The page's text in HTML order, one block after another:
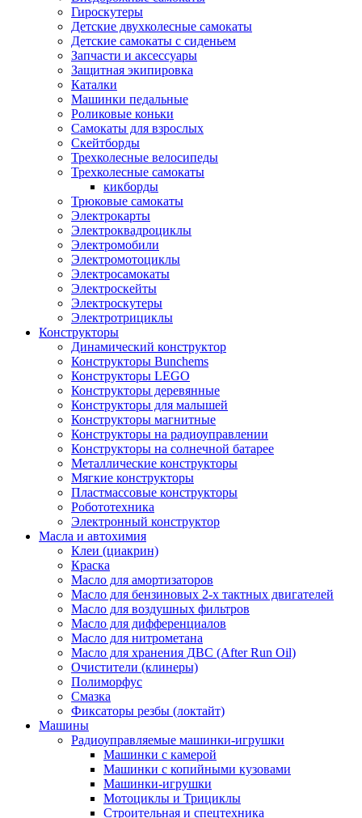
Гироскутеры
Детские двухколесные самокаты
Детские самокаты с сиденьем
Запчасти и аксессуары
Защитная экипировка
Каталки
Машинки педальные
Роликовые коньки
Самокаты для взрослых
Скейтборды
Трехколесные велосипеды
Трехколесные самокаты
кикборды
Трюковые самокаты
Электрокарты
Электроквадроциклы
Электромобили
Электромотоциклы
Электросамокаты
Электроскейты
Электроскутеры
Электротрициклы
Конструкторы
Динамический конструктор
Конструкторы Bunchems
Конструкторы LEGO
Конструкторы деревянные
Конструкторы для малышей
Конструкторы магнитные
Конструкторы на радиоуправлении
Конструкторы на солнечной батарее
Металлические конструкторы
Мягкие конструкторы
Пластмассовые конструкторы
Робототехника
Электронный конструктор
Масла и автохимия
Клеи (циакрин)
Краска
Масло для амортизаторов
Масло для бензиновых 2-х тактных двигателей
Масло для воздушных фильтров
Масло для дифференциалов
Масло для нитрометана
Масло для хранения ДВС (After Run Oil)
Очистители (клинеры)
Полиморфус
Смазка
Фиксаторы резбы (локтайт)
Машины
Радиоуправляемые машинки-игрушки
Машинки с камерой
Машинки с копийными кузовами
Машинки-игрушки
Мотоциклы и Трициклы
Строительная и спецтехника